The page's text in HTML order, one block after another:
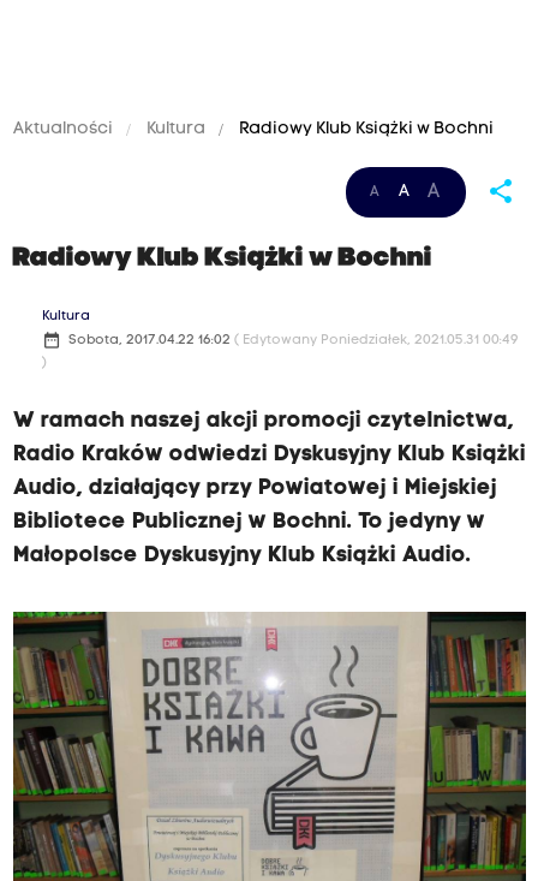
Aktualności Kultura Radiowy Klub Książki w Bochni
A A A share
Radiowy Klub Książki w Bochni
Kultura
date_range Sobota, 2017.04.22 16:02 ( Edytowany Poniedziałek, 2021.05.31 00:49
)
W ramach naszej akcji promocji czytelnictwa,
Radio Kraków odwiedzi Dyskusyjny Klub Książki
Audio, działający przy Powiatowej i Miejskiej
Bibliotece Publicznej w Bochni. To jedyny w
Małopolsce Dyskusyjny Klub Książki Audio.